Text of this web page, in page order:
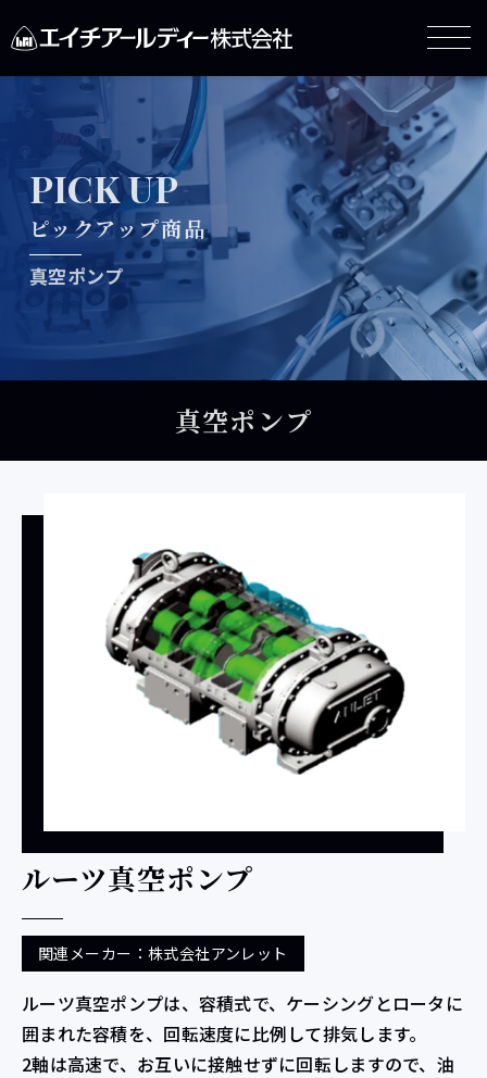
PICK UP
ピックアップ商品
真空ポンプ
真空ポンプ
ルーツ真空ポンプ
関連メーカー：株式会社アンレット
ルーツ真空ポンプは、容積式で、ケーシングとロータに
囲まれた容積を、回転速度に比例して排気します。
2軸は高速で、お互いに接触せずに回転しますので、油